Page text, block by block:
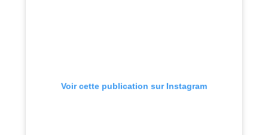
Voir cette publication sur Instagram